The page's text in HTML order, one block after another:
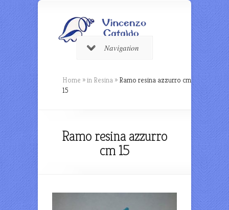
Navigation
Home »in Resina » Ramo resina azzurro cm
15
Ramo resina azzurro
cm 15